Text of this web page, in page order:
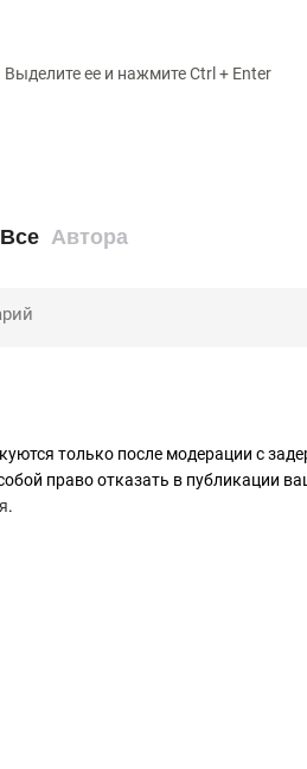
ее и нажмите Ctrl + Enter
Все Автора
только после модерации с
право отказать в публикации
.